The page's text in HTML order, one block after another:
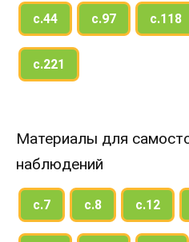
с.44 с.97 с.118
с.221
Материалы для
наблюдений
с.7 с.8 с.12